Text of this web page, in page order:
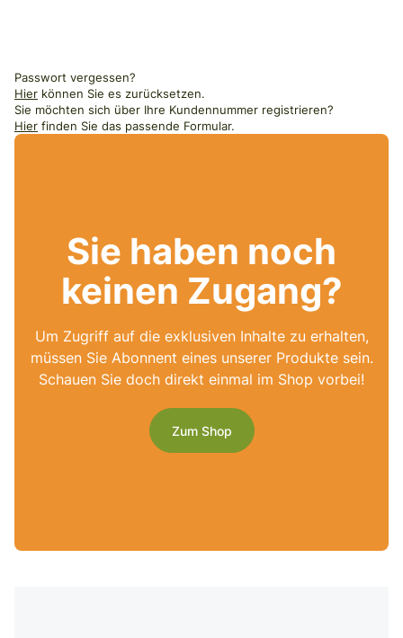
Passwort vergessen?
Hier können Sie es zurücksetzen.
Sie möchten sich über Ihre Kundennummer registrieren?
Hier finden Sie das passende Formular.
Sie haben noch
keinen Zugang?
Um Zugriff auf die exklusiven Inhalte zu erhalten,
müssen Sie Abonnent eines unserer Produkte sein.
Schauen Sie doch direkt einmal im Shop vorbei!
Zum Shop